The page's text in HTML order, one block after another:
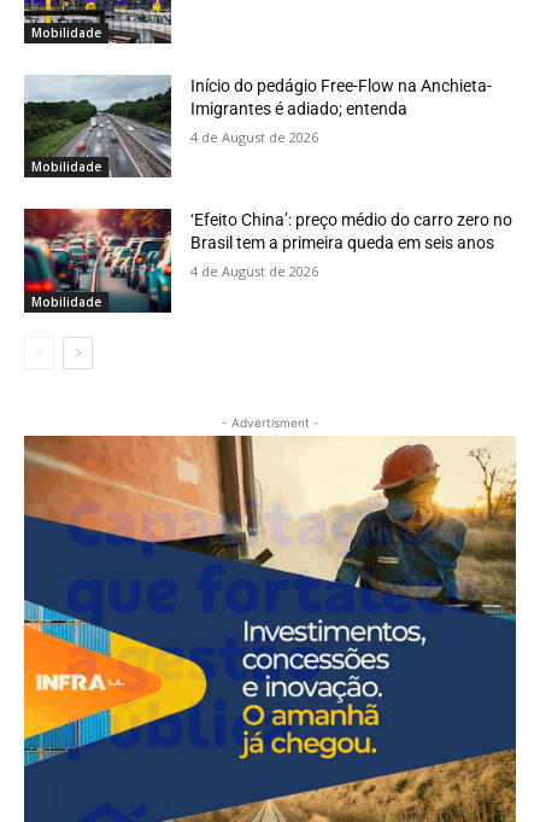
Mobilidade
Mobilidade
Início do pedágio Free-Flow na Anchieta-
Imigrantes é adiado; entenda
4 de August de 2026
Mobilidade
‘Efeito China’: preço médio do carro zero no
Brasil tem a primeira queda em seis anos
4 de August de 2026
- Advertisment -